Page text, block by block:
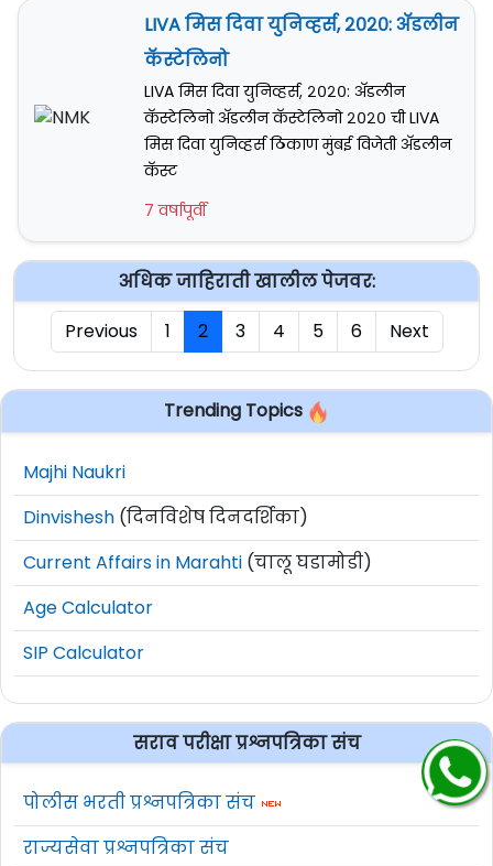
LIVA मिस दिवा युनिव्हर्स, २०२०: अ‍ॅडलीन
कॅस्टेलिनो
LIVA मिस दिवा युनिव्हर्स, २०२०: अ‍ॅडलीन
कॅस्टेलिनो अ‍ॅडलीन कॅस्टेलिनो २०२० ची LIVA
मिस दिवा युनिव्हर्स ठिकाण मुंबई विजेती अ‍ॅडलीन
कॅस्ट
7 वर्षापूर्वी
अधिक जाहिराती खालील पेजवर:
Previous 1 2 3 4 5 6 Next
Trending Topics
Majhi Naukri
Dinvishesh (दिनविशेष दिनदर्शिका)
Current Affairs in Marahti (चालू घडामोडी)
Age Calculator
SIP Calculator
सराव परीक्षा प्रश्नपत्रिका संच
पोलीस भरती प्रश्नपत्रिका संच
राज्यसेवा प्रश्नपत्रिका संच